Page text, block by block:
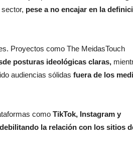
pese a no encajar en la
Proyectos como The MeidasTouch
posturas ideológicas claras,
audiencias sólidas fuera de los
como TikTok, Instagram y
debilitando la relación con los sitios